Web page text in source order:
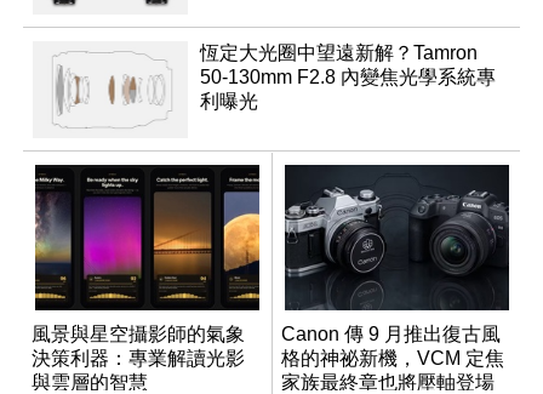
恆定大光圈中望遠新解？Tamron
50-130mm F2.8 內變焦光學系統專
利曝光
風景與星空攝影師的氣象
決策利器：專業解讀光影
與雲層的智慧
Canon 傳 9 月推出復古風
格的神祕新機，VCM 定焦
家族最終章也將壓軸登場